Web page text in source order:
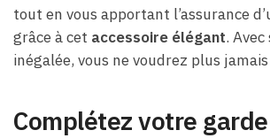
tout en vous apportant l’assurance
grâce à cet accessoire élégant.
inégalée, vous ne voudrez plus
Complétez votre